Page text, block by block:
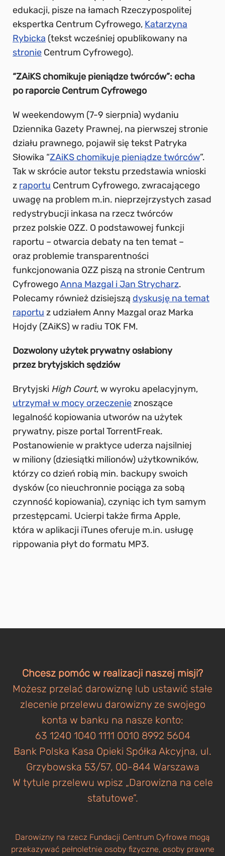
edukacji, pisze na łamach Rzeczypospolitej
ekspertka Centrum Cyfrowego, Katarzyna
Rybicka (tekst wcześniej opublikowany na
stronie Centrum Cyfrowego).
“ZAiKS chomikuje pieniądze twórców”: echa
po raporcie Centrum Cyfrowego
W weekendowym (7-9 sierpnia) wydaniu
Dziennika Gazety Prawnej, na pierwszej stronie
działu prawnego, pojawił się tekst Patryka
Słowika “ZAiKS chomikuje pieniądze twórców”.
Tak w skrócie autor tekstu przedstawia wnioski
z raportu Centrum Cyfrowego, zwracającego
uwagę na problem m.in. nieprzejrzystych zasad
redystrybucji inkasa na rzecz twórców
przez polskie OZZ. O podstawowej funkcji
raportu – otwarcia debaty na ten temat –
oraz problemie transparentności
funkcjonowania OZZ piszą na stronie Centrum
CyfrowegoAnna Mazgal i Jan Strycharz.
Polecamy również dzisiejszą dyskusję na temat
raportu z udziałem Anny Mazgal oraz Marka
Hojdy (ZAiKS) w radiu TOK FM.
Dozwolony użytek prywatny osłabiony
przez brytyjskich sędziów
Brytyjski High Court, w wyroku apelacyjnym,
utrzymał w mocy orzeczenieznoszące
legalność kopiowania utworów na użytek
prywatny, pisze portal TorrentFreak.
Postanowienie w praktyce uderza najsilniej
w miliony (dziesiątki milionów) użytkowników,
którzy co dzień robią min. backupy swoich
dysków (co nieuchronnie pociąga za sobą
czynność kopiowania), czyniąc ich tym samym
przestępcami. Ucierpi także firma Apple,
która w aplikacji iTunes oferuje m.in. usługę
rippowania płyt do formatu MP3.
Chcesz pomóc w realizacji naszej misji?
Możesz przelać darowiznę lub ustawić stałe
zlecenie przelewu darowizny ze swojego
konta w banku na nasze konto:
63 1240 1040 1111 0010 8992 5604
Bank Polska Kasa Opieki Spółka Akcyjna, ul.
Grzybowska 53/57, 00-844 Warszawa
W tytule przelewu wpisz „Darowizna na cele
statutowe”.
Darowizny na rzecz Fundacji Centrum Cyfrowe mogą
przekazywać pełnoletnie osoby fizyczne, osoby prawne